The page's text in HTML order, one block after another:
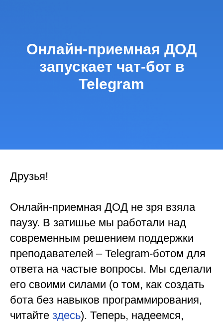
Онлайн-приемная ДОД
запускает чат-бот в
Telegram
Друзья!
Онлайн-приемная ДОД не зря взяла
паузу. В затишье мы работали над
современным решением поддержки
преподавателей – Telegram-ботом для
ответа на частые вопросы. Мы сделали
его своими силами (о том, как создать
бота без навыков программирования,
читайте здесь). Теперь, надеемся,